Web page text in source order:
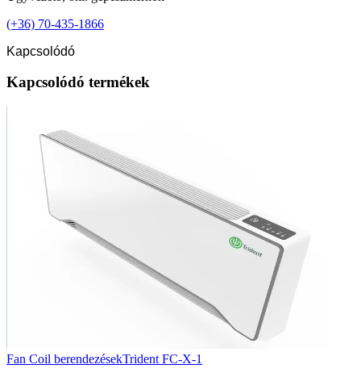
(+36) 70-435-1866
Kapcsolódó
Kapcsolódó termékek
Fan Coil berendezésekTrident FC-X-1